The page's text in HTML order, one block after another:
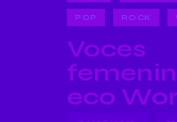
POP ROCK
Voces
eco